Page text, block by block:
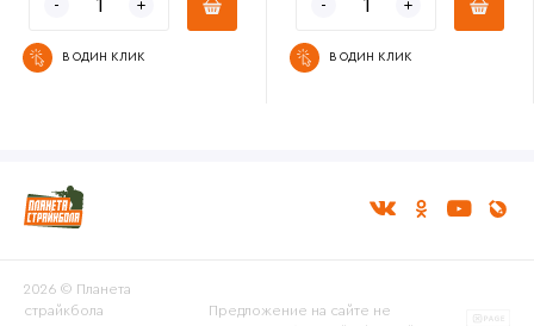
В ОДИН КЛИК В ОДИН КЛИК
2026 © Планета
страйкбола
Предложение на сайте не